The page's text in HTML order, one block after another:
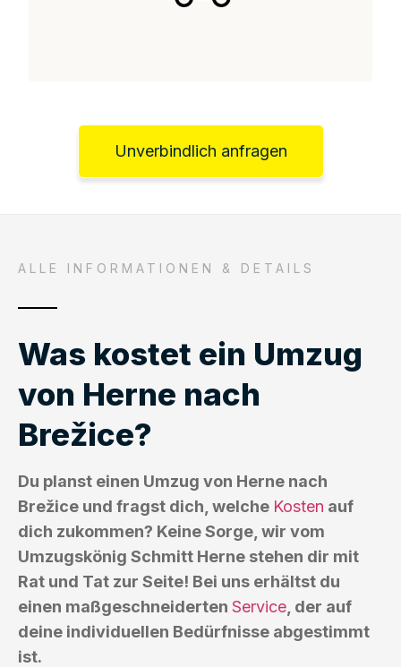
Unverbindlich anfragen
ALLE INFORMATIONEN & DETAILS
Was kostet ein Umzug
von Herne nach
Brežice?
Du planst einen Umzug von Herne nach
Brežice und fragst dich, welche Kosten auf
dich zukommen? Keine Sorge, wir vom
Umzugskönig Schmitt Herne stehen dir mit
Rat und Tat zur Seite! Bei uns erhältst du
einen maßgeschneiderten Service , der auf
deine individuellen Bedürfnisse abgestimmt
ist.